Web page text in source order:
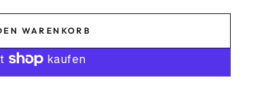
WARENKORB